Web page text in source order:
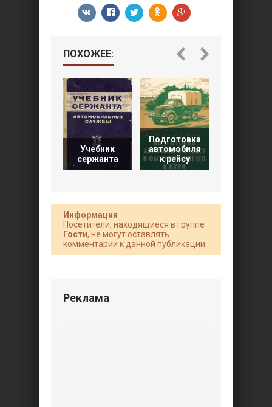
ПОХОЖЕЕ:
Учебник
сержанта
Подготовка
автомобиля
к рейсу
Информация
Посетители, находящиеся в группе
Гости, не могут оставлять
комментарии к данной публикации.
Реклама